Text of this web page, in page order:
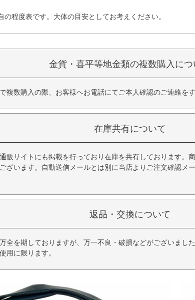
の程度表です。大体の目安としてお考えください。
金貨・喜平等地金類の複数購入につ
複数購入の際、お客様へお電話にてご本人確認のご連絡を
在庫共有について
販サイトにも掲載を行っており在庫を共有しております。
ざいます。自動送信メールとは別に当店よりご注文確認メ
返品・交換について
全を期しておりますが、万一不良・破損などがございまし
用に限ります。